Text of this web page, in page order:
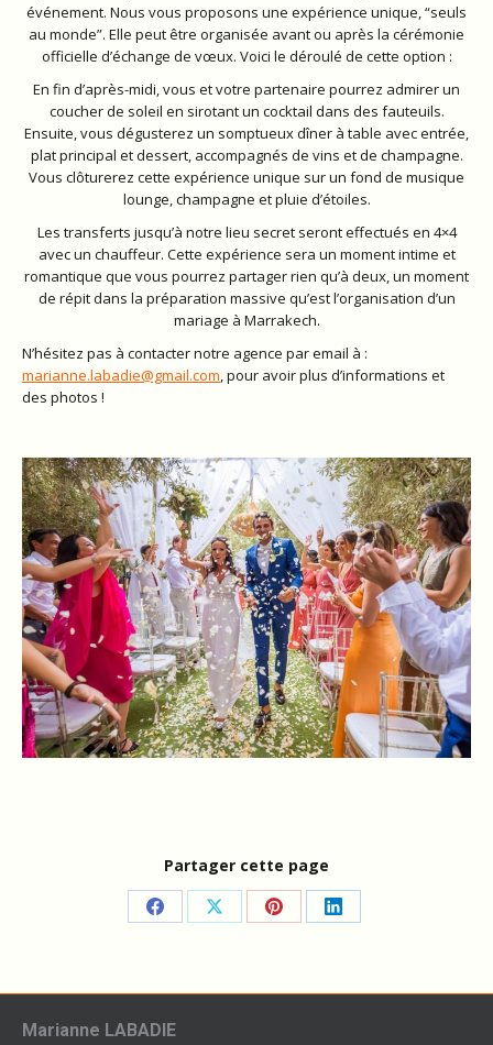
événement. Nous vous proposons une expérience unique, “seuls
au monde”. Elle peut être organisée avant ou après la cérémonie
officielle d’échange de vœux. Voici le déroulé de cette option :
En fin d’après-midi, vous et votre partenaire pourrez admirer un
coucher de soleil en sirotant un cocktail dans des fauteuils.
Ensuite, vous dégusterez un somptueux dîner à table avec entrée,
plat principal et dessert, accompagnés de vins et de champagne.
Vous clôturerez cette expérience unique sur un fond de musique
lounge, champagne et pluie d’étoiles.
Les transferts jusqu’à notre lieu secret seront effectués en 4×4
avec un chauffeur. Cette expérience sera un moment intime et
romantique que vous pourrez partager rien qu’à deux, un moment
de répit dans la préparation massive qu’est l’organisation d’un
mariage à Marrakech.
N’hésitez pas à contacter notre agence par email à :
marianne.labadie@gmail.com, pour avoir plus d’informations et
des photos !
Partager cette page
Partager
Facebook
Partager
X
Partager
Pinterest
Partager
LinkedIn
Marianne LABADIE